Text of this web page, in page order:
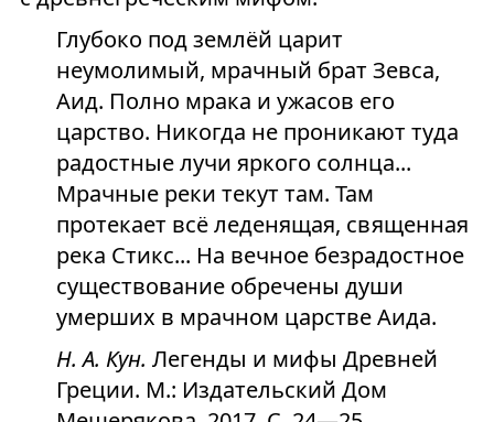
Глубоко под землёй царит
неумолимый, мрачный брат Зевса,
Аид. Полно мрака и ужасов его
царство. Никогда не проникают туда
радостные лучи яркого солнца...
Мрачные реки текут там. Там
протекает всё леденящая, священная
река Стикс... На вечное безрадостное
существование обречены души
умерших в мрачном царстве Аида.
Н. А. Кун. Легенды и мифы Древней
Греции. М.: Издательский Дом